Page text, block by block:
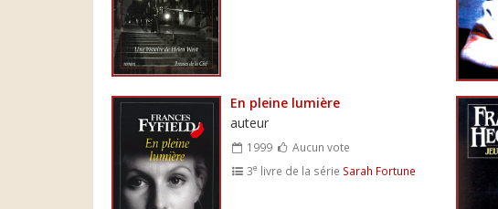
En pleine lumière
auteur
1999
Aucun vote
3e livre de la série Sarah Fortune